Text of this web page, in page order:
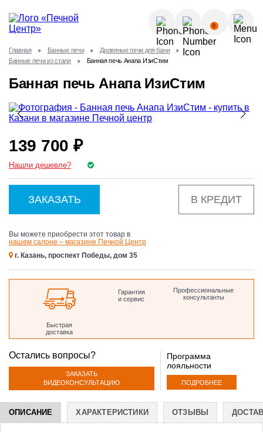
8 (843) 570-64-51
8 (937) 615-32-40
О КОМПАНИИ
КАК КУПИТЬ?
ПОЛЕЗНЫЕ СТАТЬИ
НОВОСТИ
КОНТАКТЫ
0
35
Главная Банные печи
Дровяные печи для бани
Банные печи из стали
Банная печь Анапа ИзиСтим
Банная печь Анапа ИзиСтим
139 700 ₽
Нашли дешевле?
ЗАКАЗАТЬ В КРЕДИТ
Вы можете приобрести этот товар в
нашем салоне – магазине Печной Центр
г. Казань, проспект Победы, дом 35
Остались вопросы?
ЗАКАЗАТЬ
ВИДЕОКОНСУЛЬТАЦИЮ
Программа
лояльности
ПОДРОБНЕЕ
Быстрая
доставка
Гарантия
и сервис
Профессиональные
консультанты
ОПИСАНИЕ ХАРАКТЕРИСТИКИ ОТЗЫВЫ